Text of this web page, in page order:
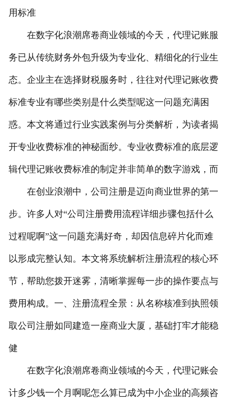
用标准
在数字化浪潮席卷商业领域的今天，代理记账服
务已从传统财务外包升级为专业化、精细化的行业生
态。企业主在选择财税服务时，往往对代理记账收费
标准专业有哪些类别是什么类型呢这一问题充满困
惑。本文将通过行业实践案例与分类解析，为读者揭
开专业收费标准的神秘面纱。专业收费标准的底层逻
辑代理记账收费标准的制定并非简单的数字游戏，而
在创业浪潮中，公司注册是迈向商业世界的第一
步。许多人对“公司注册费用流程详细步骤包括什么
过程呢啊”这一问题充满好奇，却因信息碎片化而难
以形成完整认知。本文将系统解析注册流程的核心环
节，帮助您拨开迷雾，清晰掌握每一步的操作要点与
费用构成。一、注册流程全景：从名称核准到执照领
取公司注册如同建造一座商业大厦，基础打牢才能稳
健
在数字化浪潮席卷商业领域的今天，代理记账会
计多少钱一个月啊呢怎么算已成为中小企业的高频咨